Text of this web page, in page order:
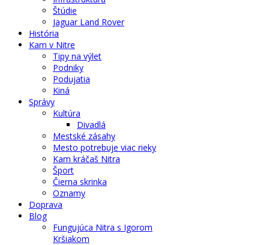
Štúdie
Jaguar Land Rover
História
Kam v Nitre
Tipy na výlet
Podniky
Podujatia
Kiná
Správy
Kultúra
Divadlá
Mestské zásahy
Mesto potrebuje viac rieky
Kam kráčaš Nitra
Šport
Čierna skrinka
Oznamy
Doprava
Blog
Fungujúca Nitra s Igorom
Kršiakom